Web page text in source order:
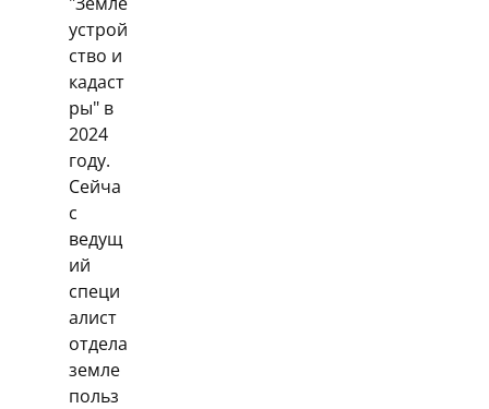
устрой
ство и
кадаст
ры" в
2024
году.
Сейча
с
ведущ
ий
специ
алист
отдела
земле
польз